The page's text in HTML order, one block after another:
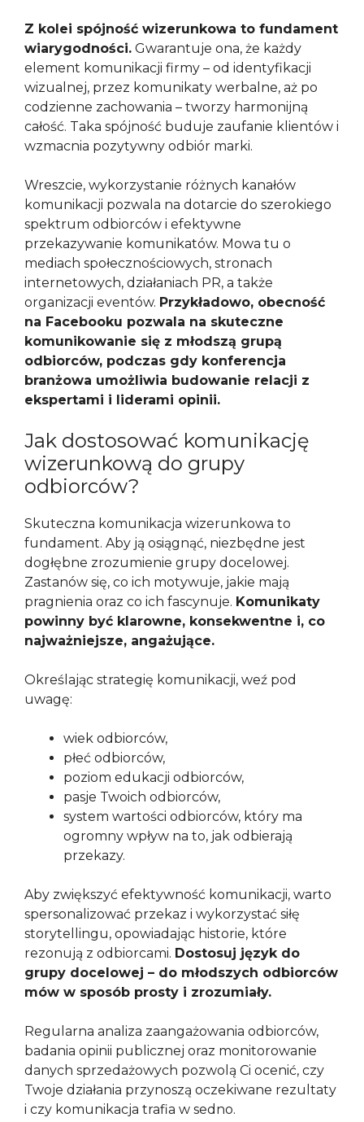
Z kolei spójność wizerunkowa to fundament
wiarygodności. Gwarantuje ona, że każdy
element komunikacji firmy – od identyfikacji
wizualnej, przez komunikaty werbalne, aż po
codzienne zachowania – tworzy harmonijną
całość. Taka spójność buduje zaufanie klientów i
wzmacnia pozytywny odbiór marki.
Wreszcie, wykorzystanie różnych kanałów
komunikacji pozwala na dotarcie do szerokiego
spektrum odbiorców i efektywne
przekazywanie komunikatów. Mowa tu o
mediach społecznościowych, stronach
internetowych, działaniach PR, a także
organizacji eventów. Przykładowo, obecność
na Facebooku pozwala na skuteczne
komunikowanie się z młodszą grupą
odbiorców, podczas gdy konferencja
branżowa umożliwia budowanie relacji z
ekspertami i liderami opinii.
Jak dostosować komunikację
wizerunkową do grupy
odbiorców?
Skuteczna komunikacja wizerunkowa to
fundament. Aby ją osiągnąć, niezbędne jest
dogłębne zrozumienie grupy docelowej.
Zastanów się, co ich motywuje, jakie mają
pragnienia oraz co ich fascynuje. Komunikaty
powinny być klarowne, konsekwentne i, co
najważniejsze, angażujące.
Określając strategię komunikacji, weź pod
uwagę:
wiek odbiorców,
płeć odbiorców,
poziom edukacji odbiorców,
pasje Twoich odbiorców,
system wartości odbiorców, który ma
ogromny wpływ na to, jak odbierają
przekazy.
Aby zwiększyć efektywność komunikacji, warto
spersonalizować przekaz i wykorzystać siłę
storytellingu, opowiadając historie, które
rezonują z odbiorcami. Dostosuj język do
grupy docelowej – do młodszych odbiorców
mów w sposób prosty i zrozumiały.
Regularna analiza zaangażowania odbiorców,
badania opinii publicznej oraz monitorowanie
danych sprzedażowych pozwolą Ci ocenić, czy
Twoje działania przynoszą oczekiwane rezultaty
i czy komunikacja trafia w sedno.